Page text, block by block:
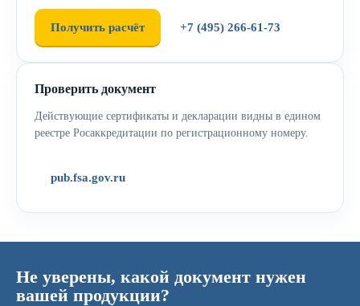
Получить расчёт +7 (495) 266-61-73
Проверить документ
Действующие сертификаты и декларации видны в едином
реестре Росаккредитации по регистрационному номеру.
pub.fsa.gov.ru
Не уверены, какой документ нужен
вашей продукции?